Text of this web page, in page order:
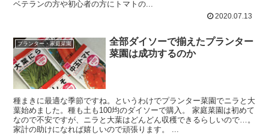
ベテランの方や初心者の方にトマトの...
2020.07.13
プランター・家庭菜園
全部ダイソーで揃えたプランター
菜園は成功するのか
種まきに最適な季節ですね。というわけでプランター菜園でニラと大
葉始めました。種も土も100均のダイソーで購入。 家庭菜園は初めて
なので不安ですが、ニラと大葉はどんどん収穫できるらしいので…。
家計の助けになれば嬉しいので頑張ります。 ...